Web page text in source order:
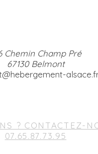
Chemin Champ Pré
67130 Belmont
? CONTACTEZ-
07.65.87.73.95